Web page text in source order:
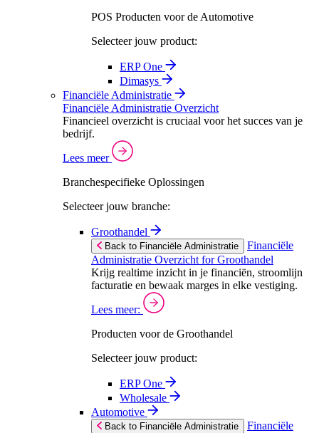
POS Producten voor de Automotive
Selecteer jouw product:
ERP One
Dimasys
Financiële Administratie
Financiële Administratie Overzicht
Financieel overzicht is cruciaal voor het succes van je
bedrijf.
Lees meer
Branchespecifieke Oplossingen
Selecteer jouw branche:
Groothandel
Back to Financiële Administratie
Financiële
Administratie Overzicht for Groothandel
Krijg realtime inzicht in je financiën, stroomlijn
facturatie en bewaak marges in elke vestiging.
Lees meer:
Producten voor de Groothandel
Selecteer jouw product:
ERP One
Wholesale
Automotive
Back to Financiële Administratie
Financiële